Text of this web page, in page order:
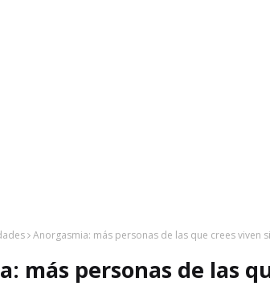
Anorgasmia: más personas de las que crees viven
más personas de las